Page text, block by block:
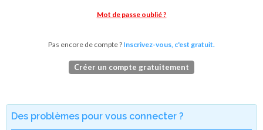
Mot de passe oublié ?
Pas encore de compte ? Inscrivez-vous, c'est gratuit.
Créer un compte gratuitement
Des problèmes pour vous connecter ?